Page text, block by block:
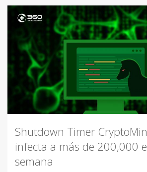
Shutdown Timer
infecta a más de 200,000
semana